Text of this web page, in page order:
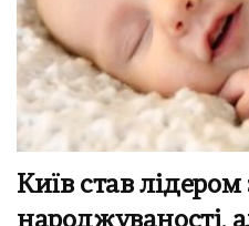
Київ став лідером